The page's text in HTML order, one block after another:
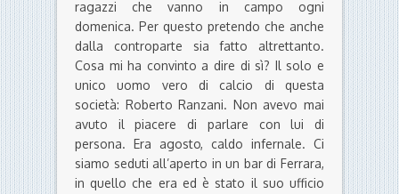
ragazzi che vanno in campo ogni
domenica. Per questo pretendo che anche
dalla controparte sia fatto altrettanto.
Cosa mi ha convinto a dire di sì? Il solo e
unico uomo vero di calcio di questa
società: Roberto Ranzani. Non avevo mai
avuto il piacere di parlare con lui di
persona. Era agosto, caldo infernale. Ci
siamo seduti all’aperto in un bar di Ferrara,
in quello che era ed è stato il suo ufficio